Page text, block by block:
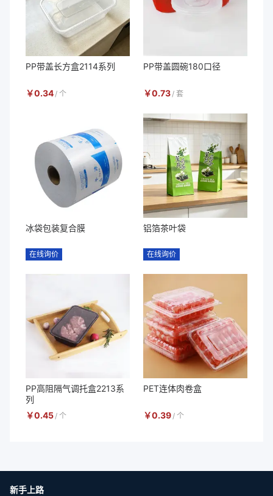
PP带盖长方盒2114系列
￥0.34 / 个
PP带盖圆碗180口径
￥0.73 / 套
冰袋包装复合膜
在线询价
铝箔茶叶袋
在线询价
PP高阻隔气调托盒2213系
列
￥0.45 / 个
PET连体肉卷盒
￥0.39 / 个
新手上路